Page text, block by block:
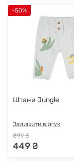
-50%
Штани Jungle
Залишити відгук
899 ₴
449 ₴